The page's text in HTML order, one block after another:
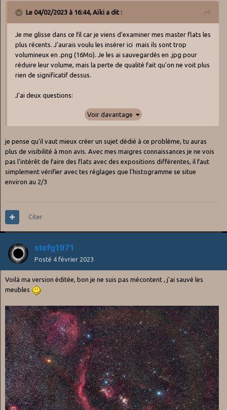
Le 04/02/2023 à 16:44, Aïki a dit :
Je me glisse dans ce fil car je viens d'examiner mes master flats les
plus récents. J'aurais voulu les insérer ici mais ils sont trop
volumineux en .png (16Mo). Je les ai sauvegardés en .jpg pour
réduire leur volume, mais la perte de qualité fait qu'on ne voit plus
rien de significatif dessus.
J'ai deux questions:
- d'une part j'ai fait deux master flats avec des durées
d'exposition différentes. L'un est assez sombre, l'autre plutôt clair.
poussières sur le plus clair, et par contre on les voit très nettement
sur le plus sombre (après stretch sous Pix, sinon on ne voit rien sur
les versions linéaires). Lequel devrais-je utiliser de préférence?
- A l’œil nu, je ne vois aucune poussière sur la vitre du capteur,
Voir davantage
je pense qu'il vaut mieux créer un sujet dédié à ce problème, tu auras
plus de visibilité à mon avis. Avec mes maigres connaissances je ne vois
pas l'intérêt de faire des flats avec des expositions différentes, il faut
simplement vérifier avec tes réglages que l'histogramme se situe
environ au 2/3
Citer
stefg1971
Posté 4 février 2023
Voilà ma version éditée, bon je ne suis pas mécontent , j'ai sauvé les
meubles